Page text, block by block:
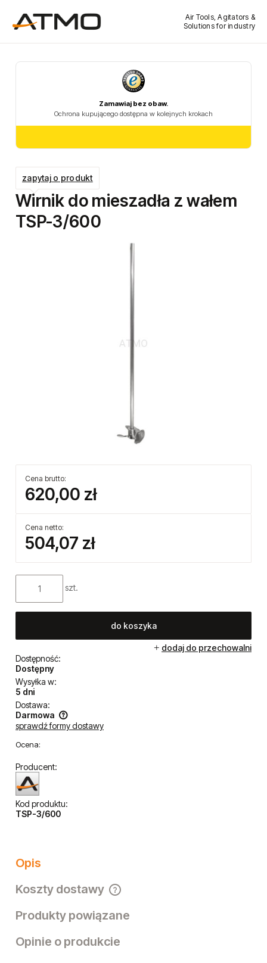
Air Tools, Agitators &
Solutions for industry
Wirnik do mieszadła z wałem
TSP-3/600
Cena brutto:
620,00 zł
Cena netto:
504,07 zł
szt.
do koszyka
dodaj do przechowalni
Dostępność:
Dostępny
Wysyłka w:
5 dni
Dostawa:
Darmowa
Cena nie zawiera ewentualnych kosztów płatności
sprawdź formy dostawy
Ocena:
Producent:
Kod produktu:
TSP-3/600
zapytaj o produkt
Opis
Koszty dostawy
Cena nie zawiera ewentualnych kosztów płatności
Produkty powiązane
Opinie o produkcie